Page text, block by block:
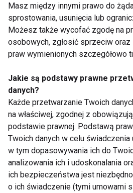
Zdrowe
Odchudzanie po 50-
tce: Na to zwróć
uwagę
Masz między innymi prawo do
sprostowania, usunięcia lub
Możesz także wycofać zgodę na
osobowych, zgłosić sprzeciw
praw wymienionych szczegółowo
Jakie są podstawy prawne
danych?
Każde przetwarzanie Twoich
na właściwej, zgodnej z
podstawie prawnej. Podstawą
Twoich danych w celu świadczenia
w tym dopasowywania ich do
analizowania ich i udoskonalania
ich bezpieczeństwa jest
o ich świadczenie (tymi umowami